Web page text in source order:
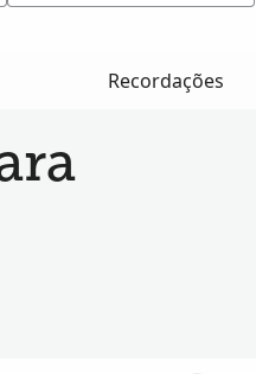
Recordações